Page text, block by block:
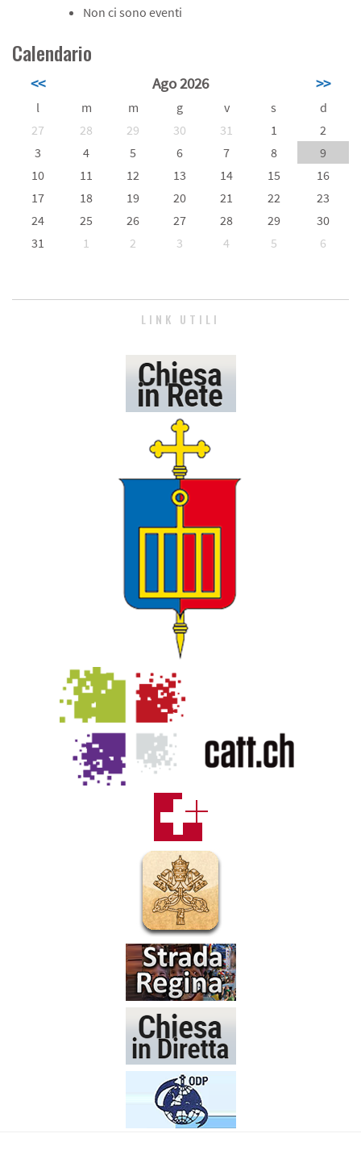
Non ci sono eventi
Calendario
<< Ago 2026 >>
l m m g v s
d
27
28 29 30 31 1
2
3
4 5 6 7 8
9
10
11 12 13 14 15
16
17
18 19 20 21 22
23
24
25 26 27 28 29
30
31
1 2 3 4 5 6
LINK UTILI